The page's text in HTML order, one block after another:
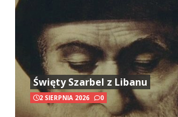
Święty Szarbel z Libanu
2 SIERPNIA 2026 0